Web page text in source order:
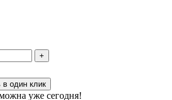
+
в один клик